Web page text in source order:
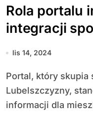
Rola portalu
integracji
lis 14, 2024
Portal, który skupia się na aktualnościach z
Lubelszczyzny,
informacji dla